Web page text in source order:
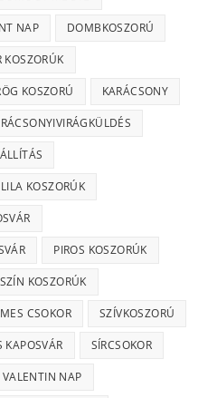
NAP DOMBKOSZORÚ
KOSZORÚK
KOSZORÚ KARÁCSONY
LILA KOSZORÚK
PIROS KOSZORÚK
KOSZORÚK
CSOKOR SZÍVKOSZORÚ
KAPOSVÁR SÍRCSOKOR
VALENTIN NAP